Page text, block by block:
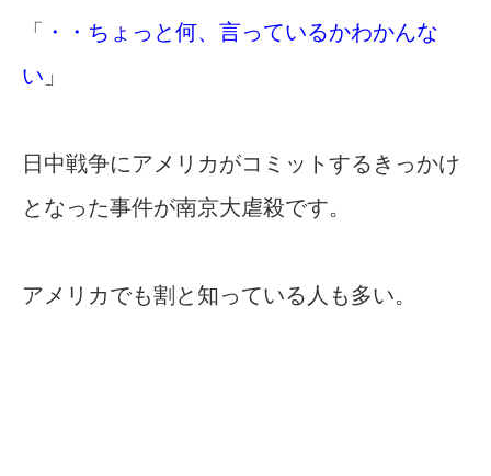
「
・・ちょっと何、言っているかわかんな
い 」
日中戦争にアメリカがコミットするきっかけ
となった事件が南京大虐殺です。
アメリカでも割と知っている人も多い。